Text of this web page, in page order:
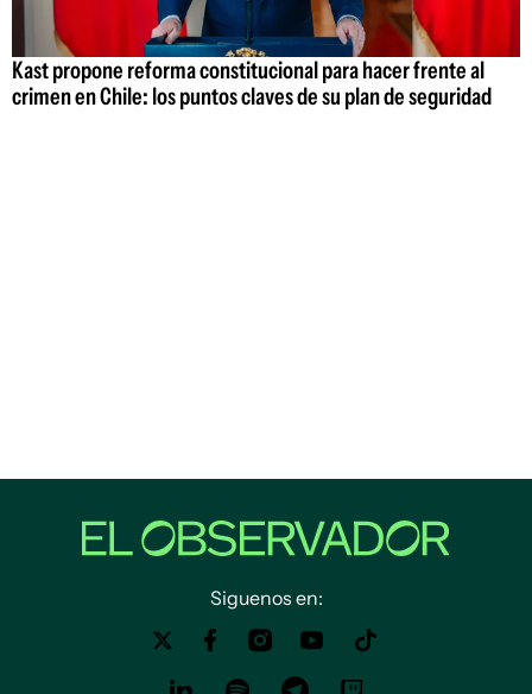
Kast propone reforma constitucional para hacer frente al
crimen en Chile: los puntos claves de su plan de seguridad
Siguenos en: